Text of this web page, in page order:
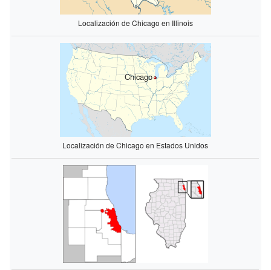
Localización de Chicago en Illinois
Chicago
Localización de Chicago en Estados Unidos